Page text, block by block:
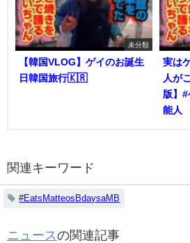
未分類
【韓国VLOG】ゲイのお誕生
日韓国旅行🇰🇷
実は
人が
版】
能人
関連キーワード
#EatsMatteosBdaysaMB
ニュースの関連記事